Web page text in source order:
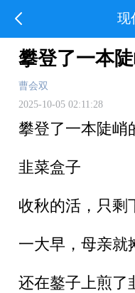
现
攀登了一本
曹会双
2025-10-05 02:11:28
攀登了一本陡峭
韭菜盒子
收秋的活，只剩
一大早，母亲就
还在鏊子上煎了